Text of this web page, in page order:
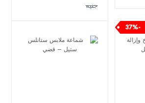
جنيه
-37%